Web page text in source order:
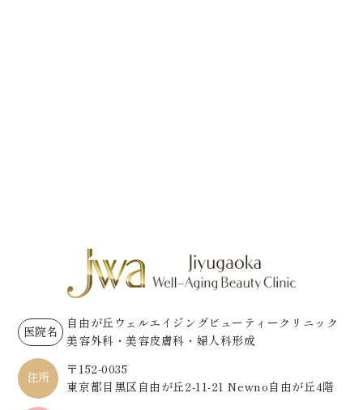
医院名
自由が丘ウェルエイジングビューティークリニック
美容外科・美容皮膚科・婦人科形成
住所
〒152-0035
東京都目黒区自由が丘2-11-21 Newno自由が丘4階